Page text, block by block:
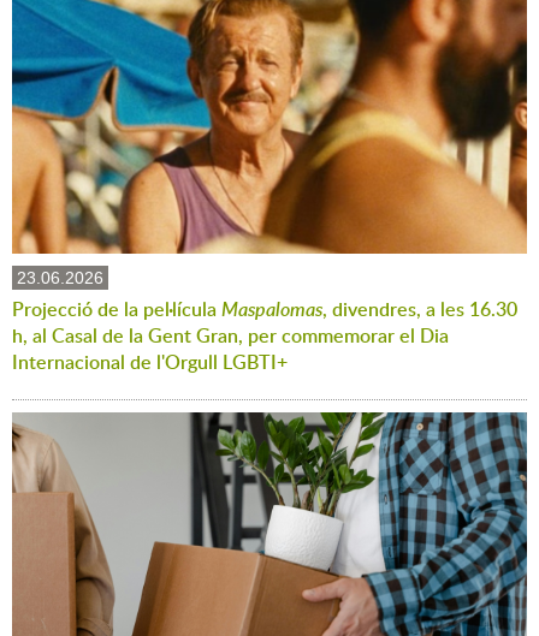
23.06.2026
Projecció de la pel·lícula Maspalomas, divendres, a les 16.30
h, al Casal de la Gent Gran, per commemorar el Dia
Internacional de l'Orgull LGBTI+